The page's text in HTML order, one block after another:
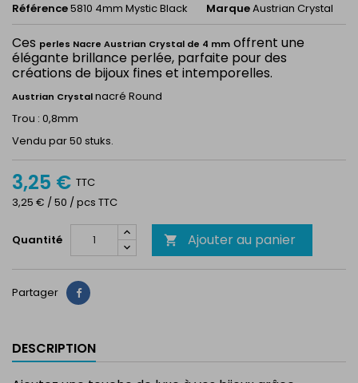
Référence5810 4mm Mystic Black MarqueAustrian Crystal
Ces perles Nacre Austrian Crystal de 4 mm offrent une
élégante brillance perlée, parfaite pour des
créations de bijoux fines et intemporelles.
Austrian Crystalnacré Round
Trou : 0,8mm
Vendu par 50 stuks.
3,25 € TTC
3,25 € / 50 / pcs TTC
Quantité  Ajouter au panier
Partager Partager
DESCRIPTION